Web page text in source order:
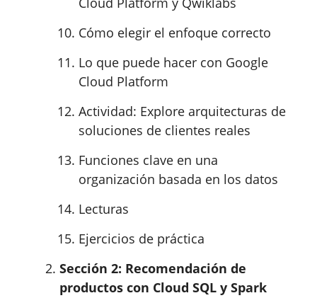
Cómo elegir el enfoque correcto
Lo que puede hacer con Google
Cloud Platform
Actividad: Explore arquitecturas de
soluciones de clientes reales
Funciones clave en una
organización basada en los datos
Lecturas
Ejercicios de práctica
Sección 2: Recomendación de
productos con Cloud SQL y Spark